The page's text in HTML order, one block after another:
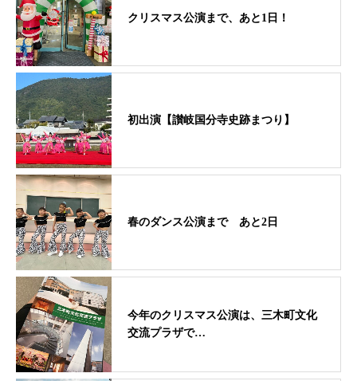
クリスマス公演まで、あと1日！
初出演【讃岐国分寺史跡まつり】
春のダンス公演まで あと2日
今年のクリスマス公演は、三木町文化
交流プラザで…